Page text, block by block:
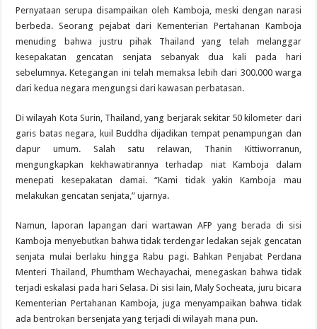
Pernyataan serupa disampaikan oleh Kamboja, meski dengan narasi
berbeda. Seorang pejabat dari Kementerian Pertahanan Kamboja
menuding bahwa justru pihak Thailand yang telah melanggar
kesepakatan gencatan senjata sebanyak dua kali pada hari
sebelumnya. Ketegangan ini telah memaksa lebih dari 300.000 warga
dari kedua negara mengungsi dari kawasan perbatasan.
Di wilayah Kota Surin, Thailand, yang berjarak sekitar 50 kilometer dari
garis batas negara, kuil Buddha dijadikan tempat penampungan dan
dapur umum. Salah satu relawan, Thanin Kittiworranun,
mengungkapkan kekhawatirannya terhadap niat Kamboja dalam
menepati kesepakatan damai. “Kami tidak yakin Kamboja mau
melakukan gencatan senjata,” ujarnya.
Namun, laporan lapangan dari wartawan AFP yang berada di sisi
Kamboja menyebutkan bahwa tidak terdengar ledakan sejak gencatan
senjata mulai berlaku hingga Rabu pagi. Bahkan Penjabat Perdana
Menteri Thailand, Phumtham Wechayachai, menegaskan bahwa tidak
terjadi eskalasi pada hari Selasa. Di sisi lain, Maly Socheata, juru bicara
Kementerian Pertahanan Kamboja, juga menyampaikan bahwa tidak
ada bentrokan bersenjata yang terjadi di wilayah mana pun.